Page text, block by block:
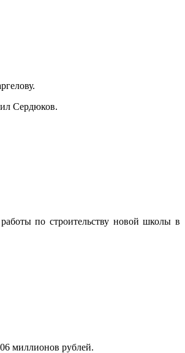
Сердюков.
по строительству новой школы в
миллионов рублей.